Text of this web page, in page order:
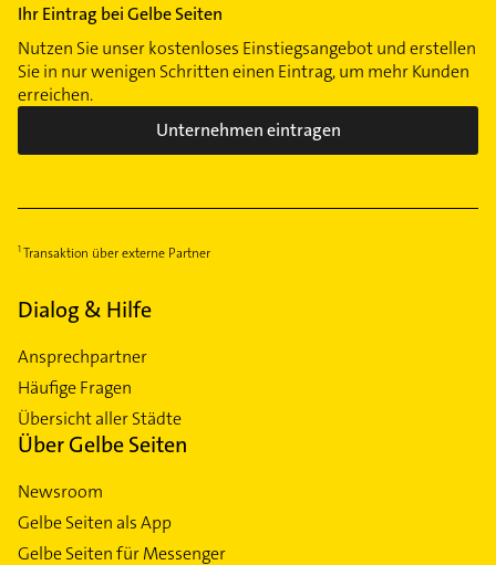
Ihr Eintrag bei Gelbe Seiten
Nutzen Sie unser kostenloses Einstiegsangebot und erstellen
Sie in nur wenigen Schritten einen Eintrag, um mehr Kunden
erreichen.
Unternehmen eintragen
Transaktion über externe Partner
Dialog & Hilfe
Ansprechpartner
Häufige Fragen
Übersicht aller Städte
Über Gelbe Seiten
Newsroom
Gelbe Seiten als App
Gelbe Seiten für Messenger